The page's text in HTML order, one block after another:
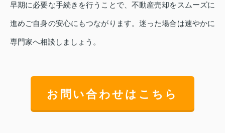
早期に必要な手続きを行うことで、不動産売却をスムーズに
進めご自身の安心にもつながります。迷った場合は速やかに
専門家へ相談しましょう。
お問い合わせはこちら